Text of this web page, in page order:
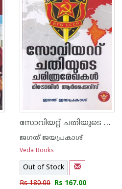
സോവിയറ്റ് ചതിയുടെ ചരിത്രരേഖകൾ
ജഗത് ജയപ്രകാശ്
Veda Books
Out of Stock
Rs 180.00 Rs 167.00